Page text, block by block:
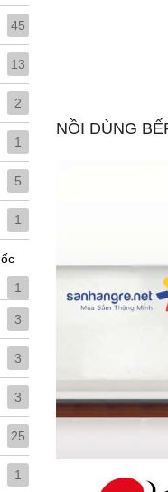
45
13
2
1
5
1
1
3
3
3
25
1
NỒI DÙNG